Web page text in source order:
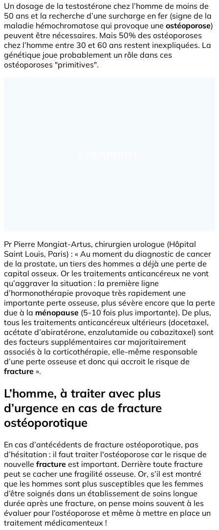
Un dosage de la testostérone chez l’homme de moins de
50 ans et la recherche d’une surcharge en fer (signe de la
maladie hémochromatose qui provoque une ostéoporose)
peuvent être nécessaires. Mais 50% des ostéoporoses
chez l’homme entre 30 et 60 ans restent inexpliquées. La
génétique joue probablement un rôle dans ces
ostéoporoses "primitives".
Pr Pierre Mongiat-Artus, chirurgien urologue (Hôpital
Saint Louis, Paris) : « Au moment du diagnostic de cancer
de la prostate, un tiers des hommes a déjà une perte de
capital osseux. Or les traitements anticancéreux ne vont
qu’aggraver la situation : la première ligne
d’hormonothérapie provoque très rapidement une
importante perte osseuse, plus sévère encore que la perte
due à la ménopause (5-10 fois plus importante). De plus,
tous les traitements anticancéreux ultérieurs (docetaxel,
acétate d’abiratérone, enzalutamide ou cabazitaxel) sont
des facteurs supplémentaires car majoritairement
associés à la corticothérapie, elle-même responsable
d’une perte osseuse et donc qui accroit le risque de
fracture ».
L’homme, à traiter avec plus
d’urgence en cas de fracture
ostéoporotique
En cas d’antécédents de fracture ostéoporotique, pas
d’hésitation : il faut traiter l'ostéoporose car le risque de
nouvelle fracture est important. Derrière toute fracture
peut se cacher une fragilité osseuse. Or, s’il est montré
que les hommes sont plus susceptibles que les femmes
d’être soignés dans un établissement de soins longue
durée après une fracture, on pense moins souvent à les
évaluer pour l’ostéoporose et même à mettre en place un
traitement médicamenteux !